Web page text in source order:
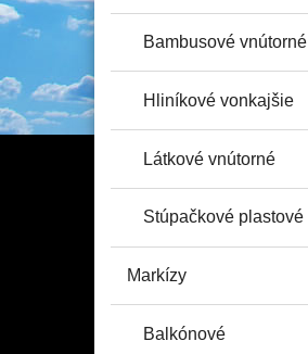
Bambusové vnútorné
Hliníkové vonkajšie
Látkové vnútorné
Stúpačkové plastové
Markízy
Balkónové